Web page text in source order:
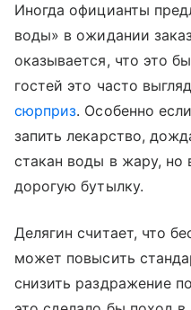
Иногда официанты
воды» в ожидании
оказывается, что это
гостей это часто
сюрприз. Особенно
запить лекарство,
стакан воды в жару, но
дорогую бутылку.
Делягин считает, что
может повысить
снизить раздражение